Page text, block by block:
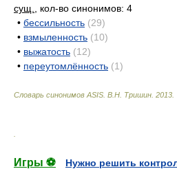
сущ.
, кол-во синонимов: 4
• бессильность (29)
• взмыленность (10)
• выжатость (12)
• переутомлённость (1)
Словарь синонимов ASIS. В.Н. Тришин 2013
Игры ⚽
Нужно решить